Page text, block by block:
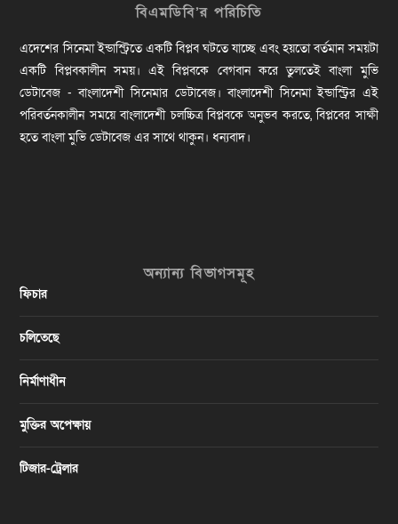
বিএমডিবি’র পরিচিতি
এদেশের সিনেমা ইন্ডাস্ট্রিতে একটি বিপ্লব ঘটতে যাচ্ছে এবং হয়তো বর্তমান সময়টা
একটি বিপ্লবকালীন সময়। এই বিপ্লবকে বেগবান করে তুলতেই বাংলা মুভি
ডেটাবেজ - বাংলাদেশী সিনেমার ডেটাবেজ। বাংলাদেশী সিনেমা ইন্ডাস্ট্রির এই
পরিবর্তনকালীন সময়ে বাংলাদেশী চলচ্চিত্র বিপ্লবকে অনুভব করতে, বিপ্লবের সাক্ষী
হতে বাংলা মুভি ডেটাবেজ এর সাথে থাকুন। ধন্যবাদ।
অন্যান্য বিভাগসমূহ
ফিচার
চলিতেছে
নির্মাণাধীন
মুক্তির অপেক্ষায়
টিজার-ট্রেলার